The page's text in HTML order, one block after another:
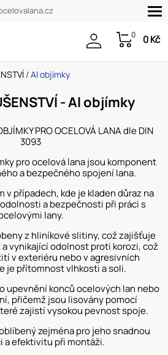
0 0 Kč
/ Al objímky
- Al objímky
PRO OCELOVÁ LANA dle DIN
3093
pro ocelová lana jsou komponent
a bezpečného spojení lana.
v případech, kde je kladen důraz na
a bezpečnosti při práci s
lany.
z hliníkové slitiny, což zajišťuje
vynikající odolnost proti korozi, což
v exteriéru nebo v agresivních
je přítomnost vlhkosti a soli.
upevnění konců ocelových lan nebo
přičemž jsou lisovány pomocí
zajistí vysokou pevnost spoje.
zejména pro jeho snadnou
a efektivitu při montáži.